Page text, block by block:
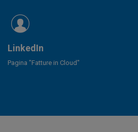
LinkedIn
Pagina "Fatture in Cloud"